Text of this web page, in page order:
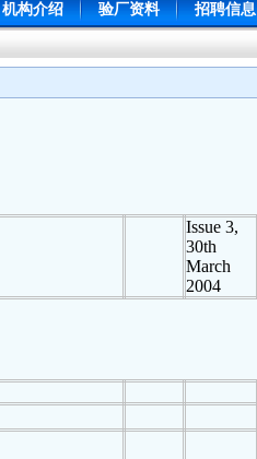
机构介绍 验厂资料 招聘信息
Issue 3,
30th
March
2004